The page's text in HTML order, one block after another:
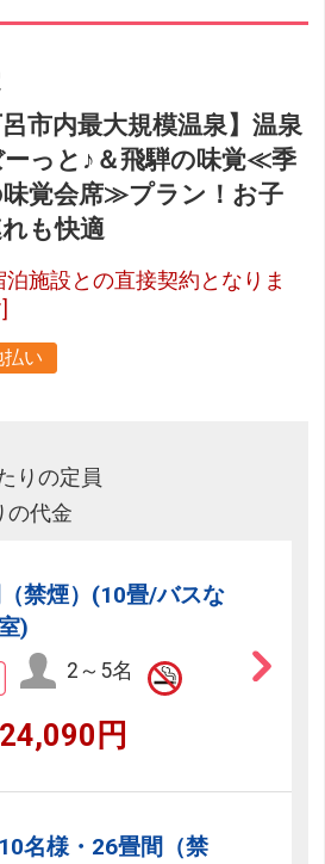
呂市内最大規模温泉】温泉
ーっと♪＆飛騨の味覚≪季
覚会席≫プラン！お子
も快適
泊施設との直接契約となりま
払い
りの定員
の代金
（禁煙）(10畳/バスな
)
2～5名
円
名様・26畳間（禁